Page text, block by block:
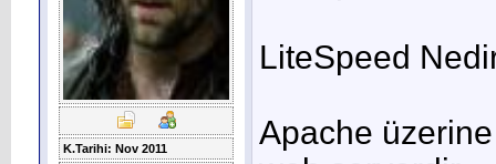
K.Tarihi: Nov 2011
LiteSpeed
Apache